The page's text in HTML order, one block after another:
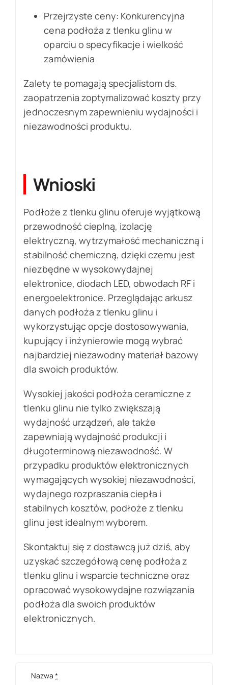
Przejrzyste ceny: Konkurencyjna
cena podłoża z tlenku glinu w
oparciu o specyfikacje i wielkość
zamówienia
Zalety te pomagają specjalistom ds.
zaopatrzenia zoptymalizować koszty przy
jednoczesnym zapewnieniu wydajności i
niezawodności produktu.
Wnioski
Podłoże z tlenku glinu oferuje wyjątkową
przewodność cieplną, izolację
elektryczną, wytrzymałość mechaniczną i
stabilność chemiczną, dzięki czemu jest
niezbędne w wysokowydajnej
elektronice, diodach LED, obwodach RF i
energoelektronice. Przeglądając arkusz
danych podłoża z tlenku glinu i
wykorzystując opcje dostosowywania,
kupujący i inżynierowie mogą wybrać
najbardziej niezawodny materiał bazowy
dla swoich produktów.
Wysokiej jakości podłoża ceramiczne z
tlenku glinu nie tylko zwiększają
wydajność urządzeń, ale także
zapewniają wydajność produkcji i
długoterminową niezawodność. W
przypadku produktów elektronicznych
wymagających wysokiej niezawodności,
wydajnego rozpraszania ciepła i
stabilnych kosztów, podłoże z tlenku
glinu jest idealnym wyborem.
Skontaktuj się z dostawcą już dziś, aby
uzyskać szczegółową cenę podłoża z
tlenku glinu i wsparcie techniczne oraz
opracować wysokowydajne rozwiązania
podłoża dla swoich produktów
elektronicznych.
Nazwa*